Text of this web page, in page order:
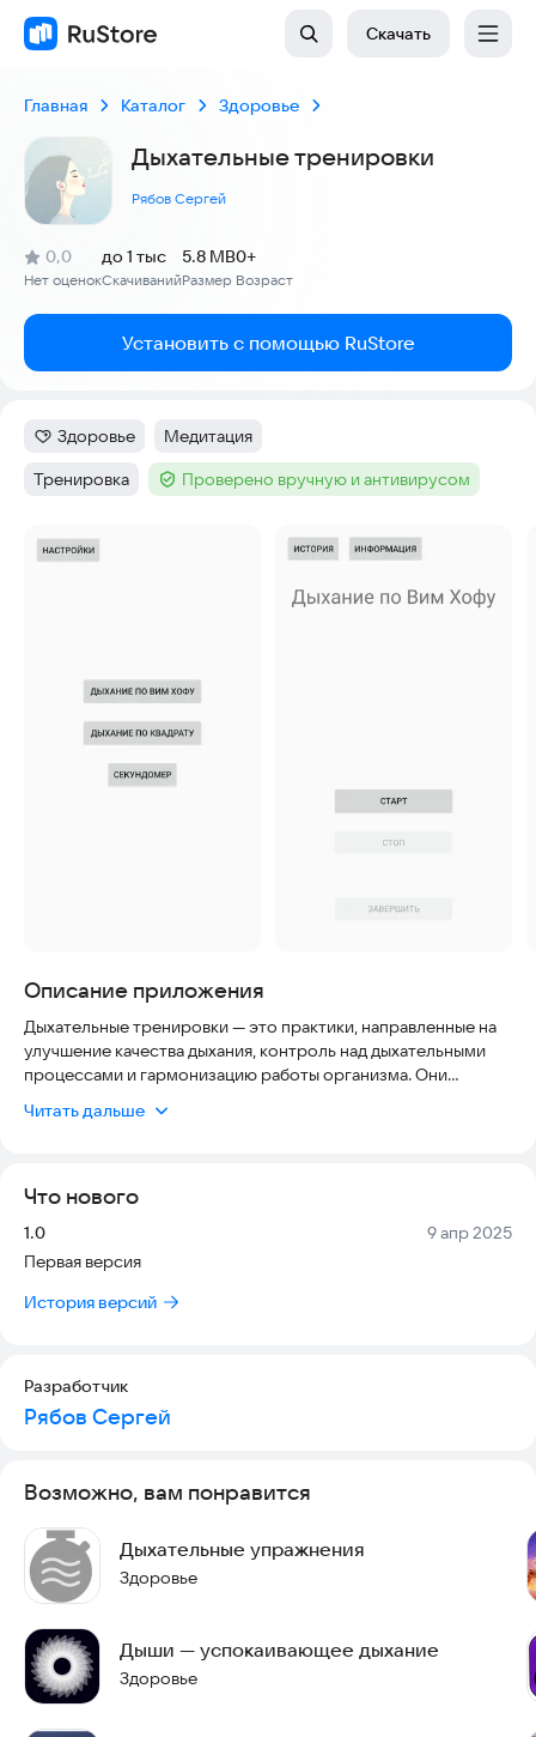
Скачать
Главная Каталог Здоровье
Дыхательные тренировки
Рябов Сергей
Рейтинг:
0,0
(
Нет оценок
)
Скачиваний
до 1 тыс
Размер
5.8 MB
Возраст
0+
Установить с помощью RuStore
Категория:
Здоровье Тег:
Медитация
Тег:
Тренировка Тег :Проверено вручную и антивирусом
Скриншоты
Описание приложения
Дыхательные тренировки — это практики, направленные на
улучшение качества дыхания, контроль над дыхательными
процессами и гармонизацию работы организма. Они
здоровья до психоэмоционального состояния.
- по квадрату
дыхания)
Для каждого дыхания есть возможность отслеживать
историю тренировок.
Читать дальше
Что нового
Версия:
1.0 Дата:
9 апр 2025
Первая версия
История версий
Разработчик
Рябов Сергей
Возможно, вам понравится
Дыхательные упражнения
Здоровье
Дыши — успокаивающее дыхание
Здоровье